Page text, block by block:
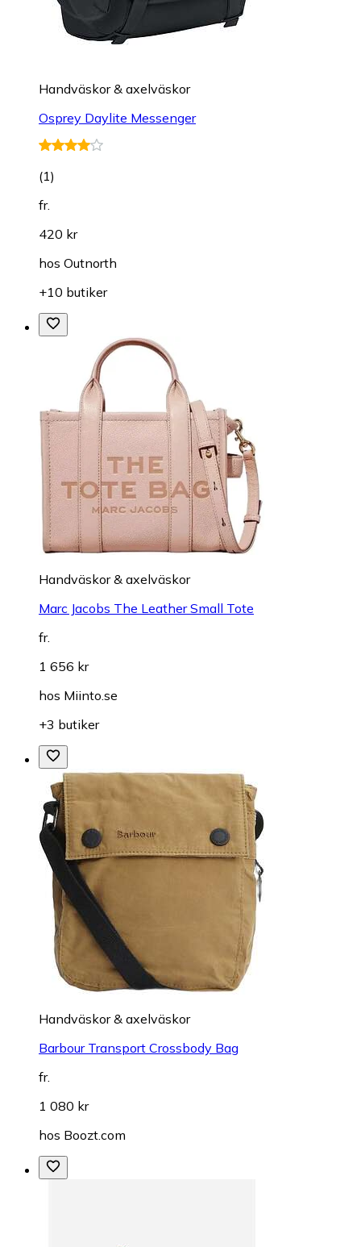
Handväskor & axelväskor
Osprey Daylite Messenger
(1)
fr.
420 kr
hos Outnorth
+10 butiker
Handväskor & axelväskor
Marc Jacobs The Leather Small Tote
fr.
1 656 kr
hos Miinto.se
+3 butiker
Handväskor & axelväskor
Barbour Transport Crossbody Bag
fr.
1 080 kr
hos Boozt.com